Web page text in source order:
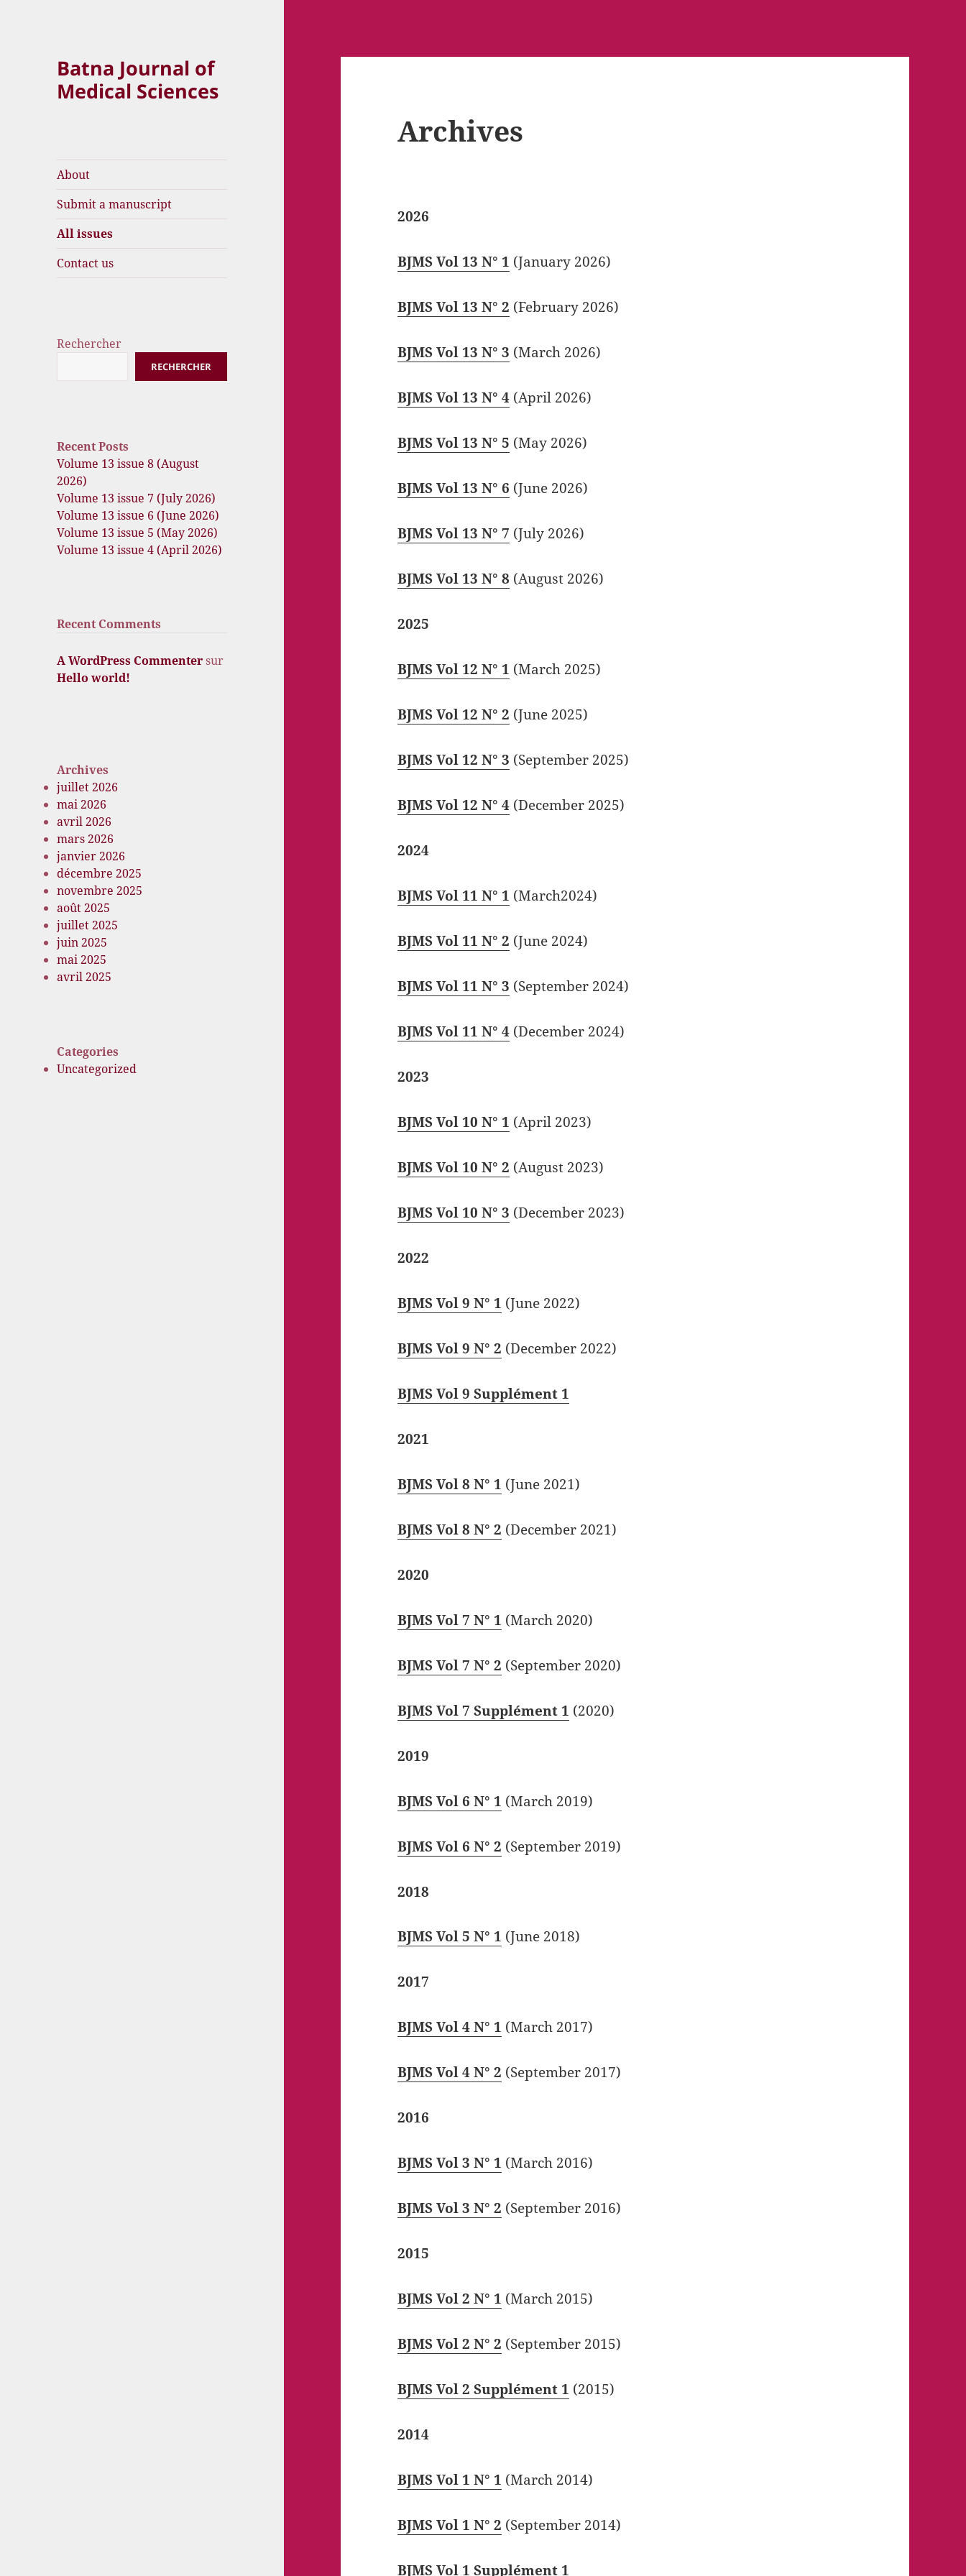
Batna Journal of
Medical Sciences
About
Submit a manuscript
All issues
Contact us
Rechercher
RECHERCHER
Recent Posts
Volume 13 issue 8 (August
2026)
Volume 13 issue 7 (July 2026)
Volume 13 issue 6 (June 2026)
Volume 13 issue 5 (May 2026)
Volume 13 issue 4 (April 2026)
Recent Comments
A WordPress Commentersur
Hello world!
Archives
juillet 2026
mai 2026
avril 2026
mars 2026
janvier 2026
décembre 2025
novembre 2025
août 2025
juillet 2025
juin 2025
mai 2025
avril 2025
Categories
Uncategorized
Archives
2026
BJMS Vol 13 N° 1 (January 2026)
BJMS Vol 13 N° 2 (February 2026)
BJMS Vol 13 N° 3 (March 2026)
BJMS Vol 13 N° 4 (April 2026)
BJMS Vol 13 N° 5 (May 2026)
BJMS Vol 13 N° 6 (June 2026)
BJMS Vol 13 N° 7 (July 2026)
BJMS Vol 13 N° 8 (August 2026)
2025
BJMS Vol 12 N° 1 (March 2025)
BJMS Vol 12 N° 2 (June 2025)
BJMS Vol 12 N° 3 (September 2025)
BJMS Vol 12 N° 4 (December 2025)
2024
BJMS Vol 11 N° 1 (March2024)
BJMS Vol 11 N° 2 (June 2024)
BJMS Vol 11 N° 3 (September 2024)
BJMS Vol 11 N° 4 (December 2024)
2023
BJMS Vol 10 N° 1 (April 2023)
BJMS Vol 10 N° 2 (August 2023)
BJMS Vol 10 N° 3 (December 2023)
2022
BJMS Vol 9 N° 1 (June 2022)
BJMS Vol 9 N° 2 (December 2022)
BJMS Vol 9 Supplément 1
2021
BJMS Vol 8 N° 1 (June 2021)
BJMS Vol 8 N° 2 (December 2021)
2020
BJMS Vol 7 N° 1 (March 2020)
BJMS Vol 7 N° 2 (September 2020)
BJMS Vol 7 Supplément 1 (2020)
2019
BJMS Vol 6 N° 1 (March 2019)
BJMS Vol 6 N° 2 (September 2019)
2018
BJMS Vol 5 N° 1 (June 2018)
2017
BJMS Vol 4 N° 1 (March 2017)
BJMS Vol 4 N° 2 (September 2017)
2016
BJMS Vol 3 N° 1 (March 2016)
BJMS Vol 3 N° 2 (September 2016)
2015
BJMS Vol 2 N° 1 (March 2015)
BJMS Vol 2 N° 2 (September 2015)
BJMS Vol 2 Supplément 1 (2015)
2014
BJMS Vol 1 N° 1 (March 2014)
BJMS Vol 1 N° 2 (September 2014)
BJMS Vol 1 Supplément 1